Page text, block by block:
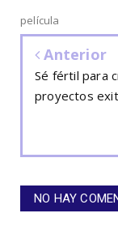
película
Anterior
Sé fértil para
proyectos
NO HAY